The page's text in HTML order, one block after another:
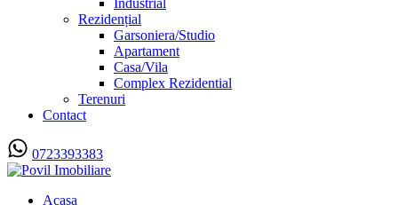
Industrial
Rezidențial
Garsoniera/Studio
Apartament
Casa/Vila
Complex Rezidential
Terenuri
Contact
0723393383
Acasa